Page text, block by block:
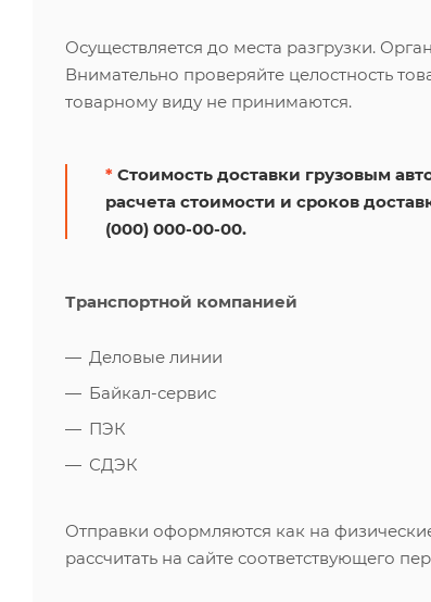
Осуществляется до места разгрузки.
Внимательно проверяйте целостность
товарному виду не принимаются.
* Стоимость доставки грузовым
расчета стоимости и сроков
(000) 000-00-00.
Транспортной компанией
Деловые линии
Байкал-сервис
ПЭК
СДЭК
Отправки оформляются как на
рассчитать на сайте соответствующего